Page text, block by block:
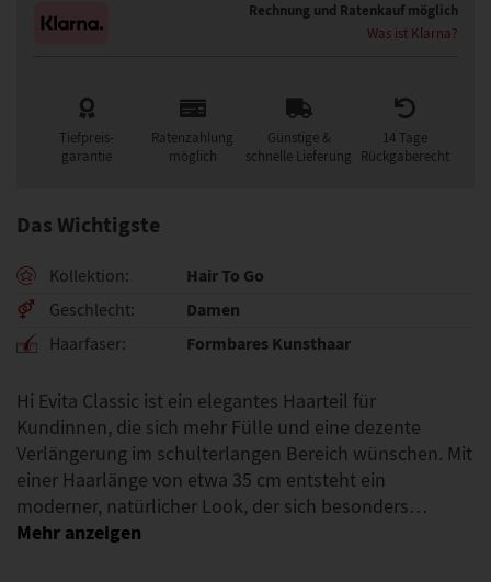
Rechnung und Ratenkauf möglich
Was ist Klarna?
Tiefpreis-
garantie
Ratenzahlung
möglich
Günstige &
schnelle Lieferung
14 Tage
Rückgaberecht
Das Wichtigste
Kollektion Hair To Go
Geschlecht Damen
Haarfaser Formbares Kunsthaar
Hi Evita Classic ist ein elegantes Haarteil für
Kundinnen, die sich mehr Fülle und eine dezente
Verlängerung im schulterlangen Bereich wünschen. Mit
einer Haarlänge von etwa 35 cm entsteht ein
moderner, natürlicher Look, der sich besonders…